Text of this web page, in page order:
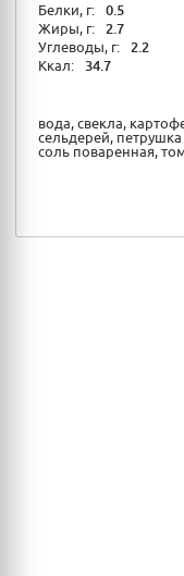
Белки, г: 0.5
Жиры, г: 2.7
Углеводы, г: 2.2
Ккал: 34.7
вода, свекла,
сельдерей,
соль поваренная,